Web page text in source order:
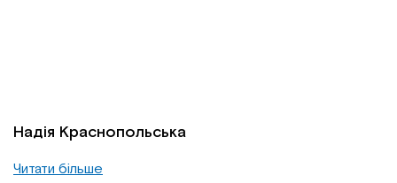
Надія Краснопольська
Читати більше